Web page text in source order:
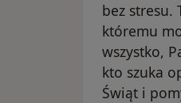
bez stresu.
któremu
wszystko,
kto szuka
Świąt i